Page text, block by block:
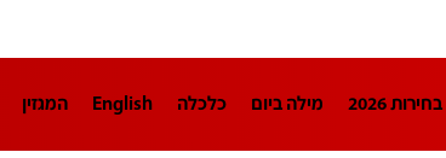
בחירות 2026 מילה ביום כלכלה English המגזין